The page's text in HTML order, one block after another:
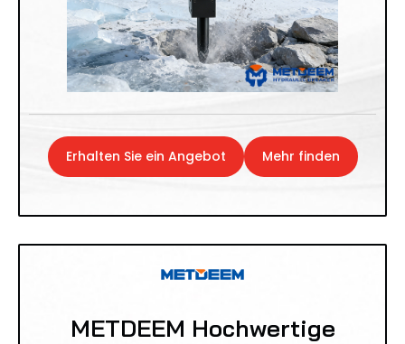
Erhalten Sie ein Angebot Mehr finden
METDEEM Hochwertige